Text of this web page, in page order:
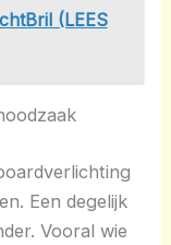
(LEES
Een degelijk
Vooral wie